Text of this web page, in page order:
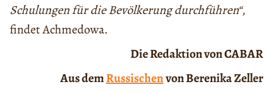
Schulungen für die Bevölkerung durchführen“,
findet Achmedowa.
Die Redaktion von CABAR
Aus demRussischenvon Berenika Zeller